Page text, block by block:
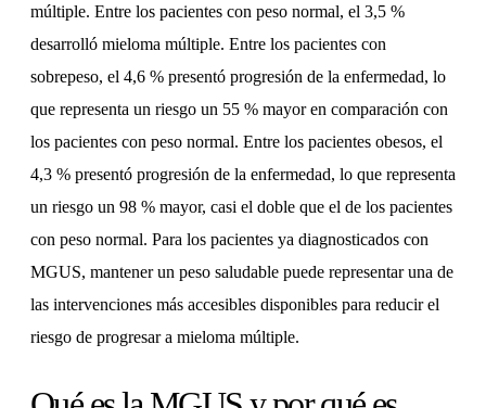
múltiple. Entre los pacientes con peso normal, el 3,5 %
desarrolló mieloma múltiple. Entre los pacientes con
sobrepeso, el 4,6 % presentó progresión de la enfermedad, lo
que representa un riesgo un 55 % mayor en comparación con
los pacientes con peso normal. Entre los pacientes obesos, el
4,3 % presentó progresión de la enfermedad, lo que representa
un riesgo un 98 % mayor, casi el doble que el de los pacientes
con peso normal. Para los pacientes ya diagnosticados con
MGUS, mantener un peso saludable puede representar una de
las intervenciones más accesibles disponibles para reducir el
riesgo de progresar a mieloma múltiple.